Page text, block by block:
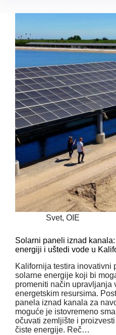
Svet, OIE
Solarni paneli iznad
energiji i uštedi vode u
Kalifornija testira inovativni
solarne energije koji bi
promeniti način upravljanja
energetskim resursima.
panela iznad kanala za
moguće je istovremeno
očuvati zemljište i
čiste energije. Reč…